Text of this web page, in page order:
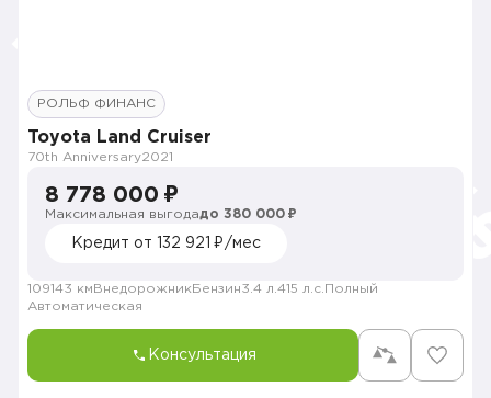
РОЛЬФ ФИНАНС
Toyota Land Cruiser
70th Anniversary2021
8 778 000 ₽
Максимальная выгодадо 380 000 ₽
Кредит от 132 921 ₽/мес
109143 км Внедорожник Бензин3.4 л. 415 л.с. Полный
Автоматическая
Консультация